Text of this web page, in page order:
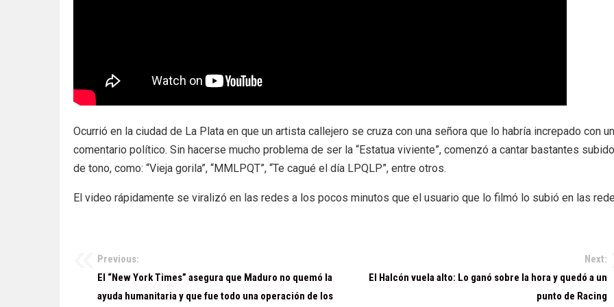
Ocurrió en la ciudad de La Plata en que un artista callejero se cruza con una señora que lo habría increpado con un
comentario político. Sin hacerse mucho problema de ser la “Estatua viviente”, comenzó a cantar bastantes
de tono, como: “Vieja gorila”, “MMLPQT”, “Te cagué el día LPQLP”, entre otros.
El video rápidamente se viralizó en las redes a los pocos minutos que el usuario que lo filmó lo subió en las
Navegación
Previous:
El “New York Times” asegura que Maduro no quemó la
ayuda humanitaria y que fue todo una operación de los
Next:
El Halcón vuela alto: Lo ganó sobre la hora y quedó a un
punto de Racing